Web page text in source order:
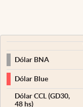
Dólar BNA
Dólar Blue
Dólar CCL (GD30,
48 hs)